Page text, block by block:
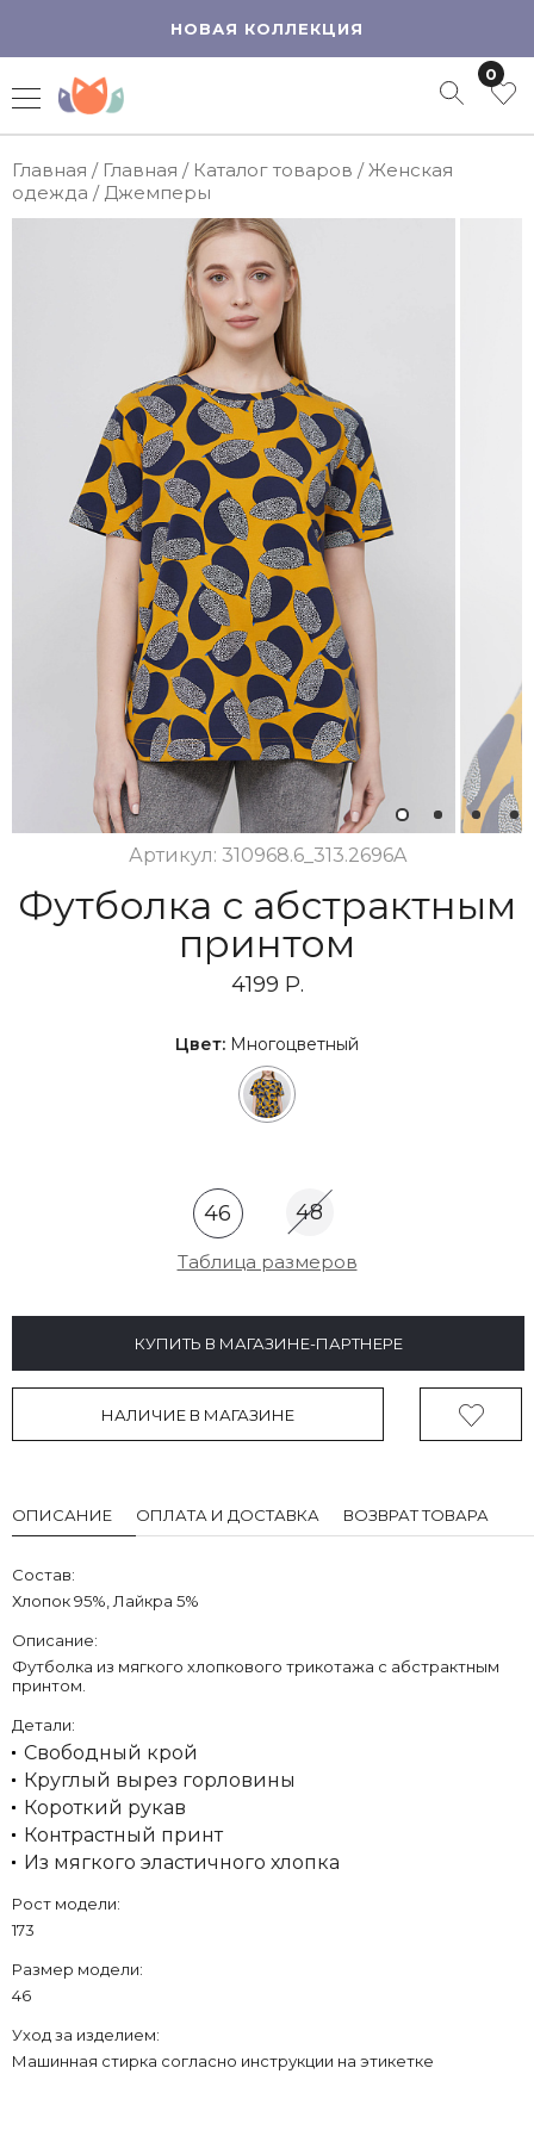
НОВАЯ КОЛЛЕКЦИЯ
0
Главная / Главная / Каталог товаров /Женская
одежда / Джемперы
1 3 4
Артикул: 310968.6_313.2696A
Футболка с абстрактным
принтом
4199 Р.
Цвет: Многоцветный
46 48
Таблица размеров
КУПИТЬ В МАГАЗИНЕ-ПАРТНЕРЕ
НАЛИЧИЕ В МАГАЗИНЕ
ОПИСАНИЕ ОПЛАТА И ДОСТАВКА ВОЗВРАТ ТОВАРА
Состав:
Хлопок 95%, Лайкра 5%
Описание:
Футболка из мягкого хлопкового трикотажа с абстрактным
принтом.
Детали:
Свободный крой
Круглый вырез горловины
Короткий рукав
Контрастный принт
Из мягкого эластичного хлопка
Рост модели:
173
Размер модели:
46
Уход за изделием:
Машинная стирка согласно инструкции на этикетке